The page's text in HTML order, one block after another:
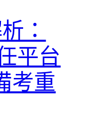
：
平台
考重